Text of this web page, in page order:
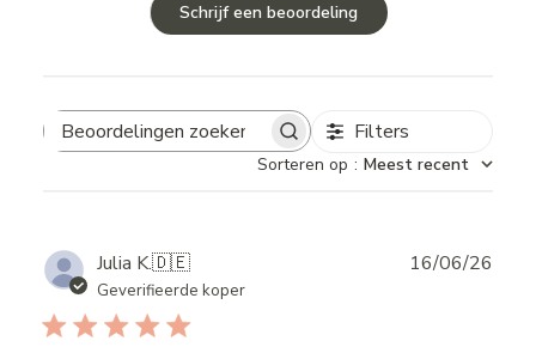
Schrijf een beoordeling
Search
Filters
Sorteren op : Meest recent
Julia K.🇩🇪
Geverifieerde koper
16/06/26